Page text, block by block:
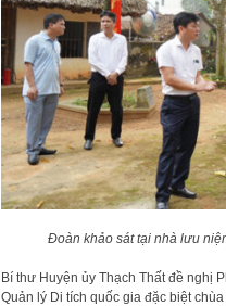
Đoàn khảo sát tại nhà lưu
Bí thư Huyện ủy Thạch Thất đề nghị
Quản lý Di tích quốc gia đặc biệt